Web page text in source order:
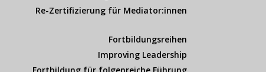
Re-Zertifizierung für Mediator:innen
Fortbildungsreihen
Improving Leadership